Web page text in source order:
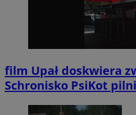
film Upał doskwiera
Schronisko PsiKot